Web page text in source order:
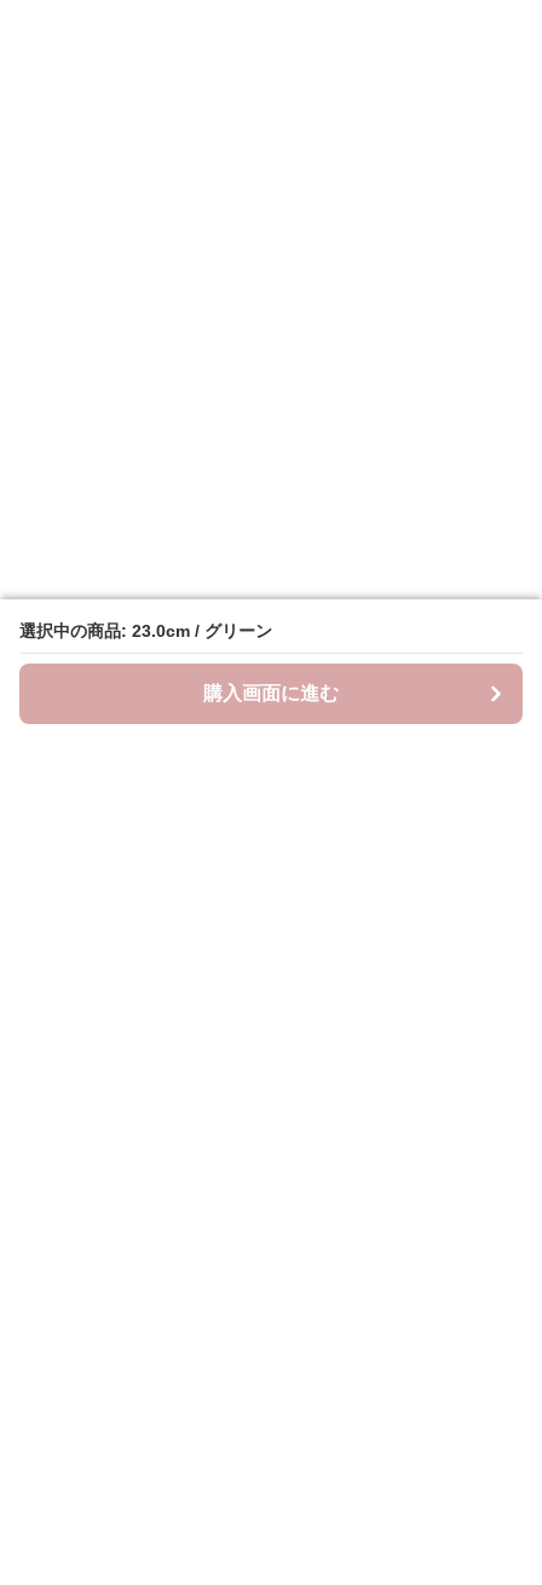
選択中の商品: 23.0cm / グリーン
購入画面に進む
選択中の商品: 23.0cm / グリーン
購入画面に進む